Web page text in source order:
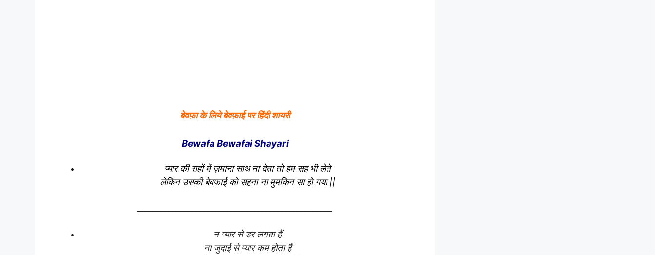
बेवफ़ा के लिये बेवफ़ाई पर हिंदी शायरी
Bewafa Bewafai Shayari
प्यार की राहों में ज़माना साथ ना देता तो हम सह भी लेते
लेकिन उसकी बेवफाई को सहना ना मुमकिन सा हो गया ||
न प्यार से डर लगता हैं
ना जुदाई से प्यार कम होता हैं